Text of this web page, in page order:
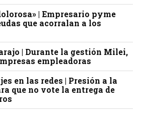
| Empresario pyme
que acorralan a los
| Durante la gestión Milei,
empleadoras
en las redes | Presión a la
que no vote la entrega de